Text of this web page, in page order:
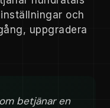
och
uppgradera
betjänar en